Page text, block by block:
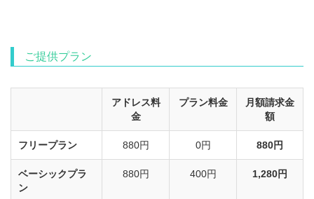
ご提供プラン
アドレス料
金
プラン料金
月額請求金
額
フリープラン 880円 0円 880円
ベーシックプラ
ン
880円 400円 1,280円